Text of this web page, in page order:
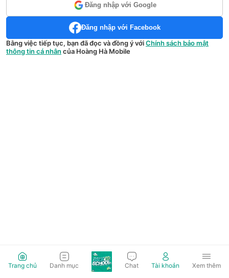
Đăng nhập với Google
Đăng nhập với Facebook
Bằng việc tiếp tục, bạn đã đọc và đồng ý vớiChính sách bảo mật
thông tin cá nhân của Hoàng Hà Mobile
Trang chủ Danh mục Chat Tài khoản Xem thêm